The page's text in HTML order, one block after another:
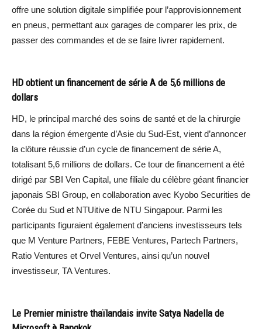
offre une solution digitale simplifiée pour l’approvisionnement
en pneus, permettant aux garages de comparer les prix, de
passer des commandes et de se faire livrer rapidement.
HD obtient un financement de série A de 5,6 millions de
dollars
HD, le principal marché des soins de santé et de la chirurgie
dans la région émergente d’Asie du Sud-Est, vient d’annoncer
la clôture réussie d’un cycle de financement de série A,
totalisant 5,6 millions de dollars. Ce tour de financement a été
dirigé par SBI Ven Capital, une filiale du célèbre géant financier
japonais SBI Group, en collaboration avec Kyobo Securities de
Corée du Sud et NTUitive de NTU Singapour. Parmi les
participants figuraient également d’anciens investisseurs tels
que M Venture Partners, FEBE Ventures, Partech Partners,
Ratio Ventures et Orvel Ventures, ainsi qu’un nouvel
investisseur, TA Ventures.
Le Premier ministre thaïlandais invite Satya Nadella de